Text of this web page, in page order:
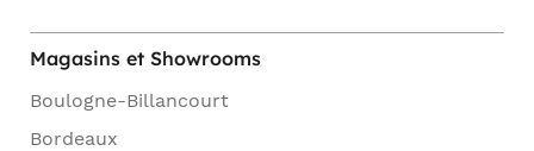
Magasins et Showrooms
Boulogne-Billancourt
Bordeaux